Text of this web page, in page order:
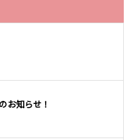
お知らせ！